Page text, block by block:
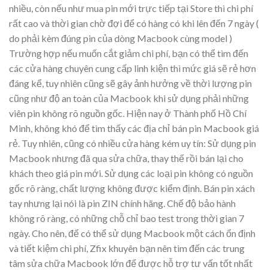
nhiều, còn nếu như mua pin mới trực tiếp tại Store thì chi phí
rất cao và thời gian chờ đợi để có hàng có khi lên đến 7 ngày (
do phải kèm đúng pin của dòng Macbook cùng model )
Trường hợp nếu muốn cắt giảm chi phí, bạn có thể tìm đến
các cửa hàng chuyên cung cấp linh kiện thì mức giá sẽ rẻ hơn
đáng kể, tuy nhiên cũng sẽ gây ảnh hưởng về thời lượng pin
cũng như độ an toàn của Macbook khi sử dụng phải những
viên pin không rõ nguồn gốc. Hiện nay ở Thành phố Hồ Chí
Minh, không khó để tìm thấy các địa chỉ bán pin Macbook giá
rẻ. Tuy nhiên, cũng có nhiều cửa hàng kém uy tín: Sử dụng pin
Macbook nhưng đã qua sửa chữa, thay thế rồi bán lại cho
khách theo giá pin mới. Sử dụng các loại pin không có nguồn
gốc rõ ràng, chất lượng không được kiểm định. Bán pin xách
tay nhưng lại nói là pin ZIN chính hãng. Chế độ bảo hành
không rõ ràng, có những chỗ chỉ bao test trong thời gian 7
ngày. Cho nên, để có thể sử dụng Macbook một cách ổn định
và tiết kiệm chi phí, Zfix khuyên bạn nên tìm đến các trung
tâm sửa chữa Macbook lớn để được hỗ trợ tư vấn tốt nhất